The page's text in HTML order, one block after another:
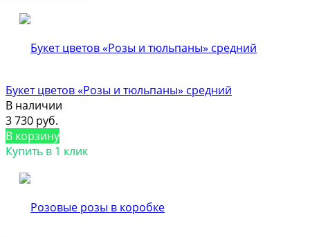
Букет цветов «Розы и тюльпаны» средний
В наличии
3 730 руб.
В корзину
Купить в 1 клик